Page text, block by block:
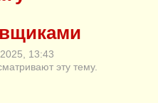
13:43
эту тему.